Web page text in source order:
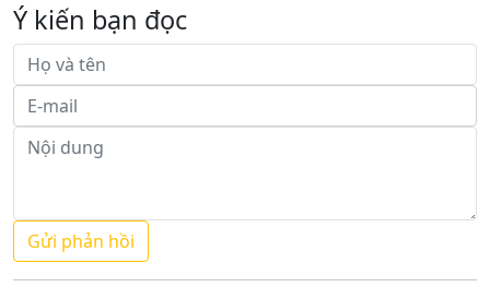
Ý kiến bạn đọc